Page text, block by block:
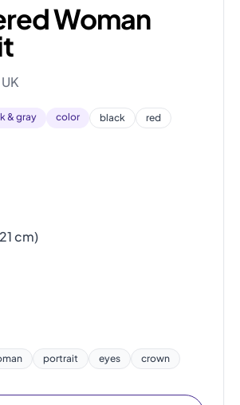
Woman
& gray color black red
cm)
portrait eyes crown